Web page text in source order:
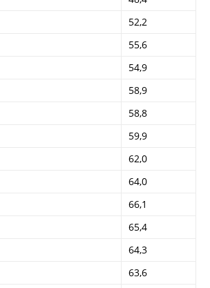
52,2
55,6
54,9
58,9
58,8
59,9
62,0
64,0
66,1
65,4
64,3
63,6